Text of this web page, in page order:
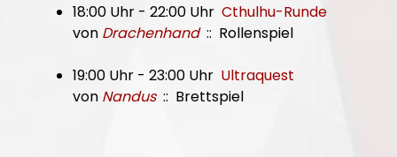
18:00 Uhr - 22:00 Uhr Cthulhu-Runde
von Drachenhand:: Rollenspiel
19:00 Uhr - 23:00 Uhr Ultraquest
von Nandus:: Brettspiel